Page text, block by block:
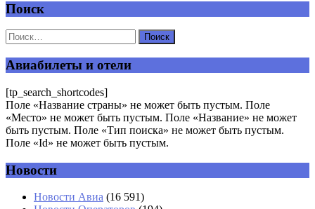
Добавить комментарий
Ваш адрес email не будет опубликован.
Имя *
Поиск
Авиабилеты и отели
[tp_search_shortcodes]
Поле «Название страны» не может быть пустым. Поле
«Место» не может быть пустым. Поле «Название» не может
быть пустым. Поле «Тип поиска» не может быть пустым.
Поле «Id» не может быть пустым.
Новости
Новости Авиа (16 591)